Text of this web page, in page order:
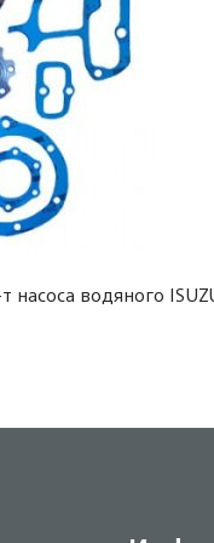
насоса водяного